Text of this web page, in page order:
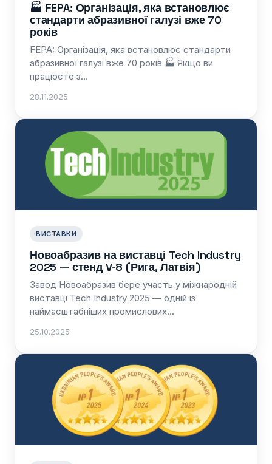
🏭 FEPA: Організація, яка встановлює
стандарти абразивної галузі вже 70
років
FEPA: Організація, яка встановлює стандарти
абразивної галузі вже 70 років 🏭 Якщо ви
працюєте з…
28.11.2025
ВИСТАВКИ
Новоабразив на виставці Tech Industry
2025 — стенд V-8 (Рига, Латвія)
Завод Новоабразив бере участь у міжнародній
виставці Tech Industry 2025 — одній із
наймасштабніших промислових…
25.10.2025